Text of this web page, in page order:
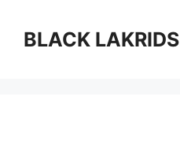
BLACK LAKRIDS